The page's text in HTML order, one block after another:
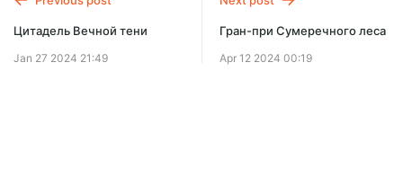
UNLOCK POST
Цитадель Вечной тени
Jan 27 2024 21:49
Гран-при Сумеречного леса
Apr 12 2024 00:19